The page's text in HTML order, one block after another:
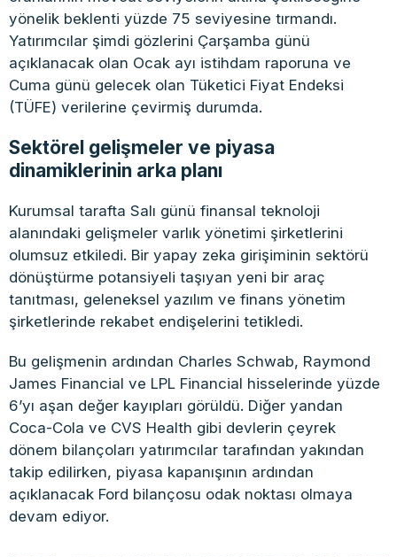
yönelik beklenti yüzde 75 seviyesine tırmandı.
Yatırımcılar şimdi gözlerini Çarşamba günü
açıklanacak olan Ocak ayı istihdam raporuna ve
Cuma günü gelecek olan Tüketici Fiyat Endeksi
(TÜFE) verilerine çevirmiş durumda.
Sektörel gelişmeler ve piyasa
dinamiklerinin arka planı
Kurumsal tarafta Salı günü finansal teknoloji
alanındaki gelişmeler varlık yönetimi şirketlerini
olumsuz etkiledi. Bir yapay zeka girişiminin sektörü
dönüştürme potansiyeli taşıyan yeni bir araç
tanıtması, geleneksel yazılım ve finans yönetim
şirketlerinde rekabet endişelerini tetikledi.
Bu gelişmenin ardından Charles Schwab, Raymond
James Financial ve LPL Financial hisselerinde yüzde
6’yı aşan değer kayıpları görüldü. Diğer yandan
Coca-Cola ve CVS Health gibi devlerin çeyrek
dönem bilançoları yatırımcılar tarafından yakından
takip edilirken, piyasa kapanışının ardından
açıklanacak Ford bilançosu odak noktası olmaya
devam ediyor.